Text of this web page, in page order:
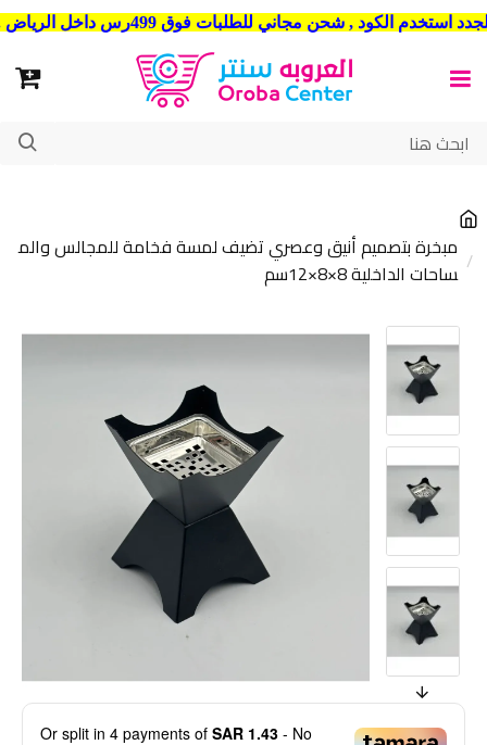
شحن مجاني للطلبات فوق 499رس داخل الرياض . وشحن الي جميع مدن المملكة العربية السعودية
مبخرة بتصميم أنيق وعصري تضيف لمسة فخامة للمجالس والم
ساحات الداخلية 8×8×12سم
Or split in 4 payments of SAR 1.43 - No